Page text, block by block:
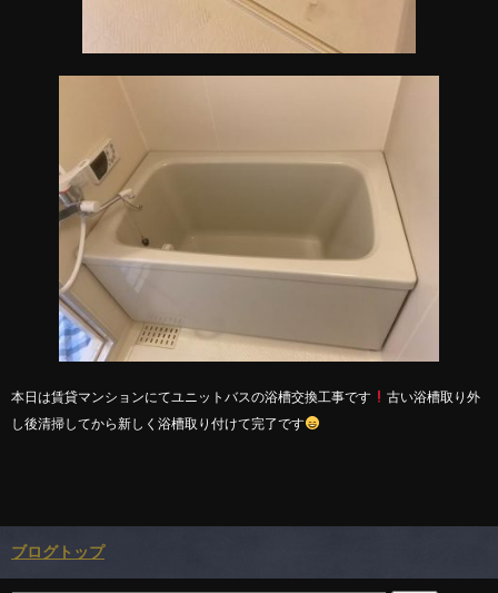
本日は賃貸マンションにてユニットバスの浴槽交換工事です
古い浴槽取り外
し後清掃してから新しく浴槽取り付けて完了です
ブログトップ